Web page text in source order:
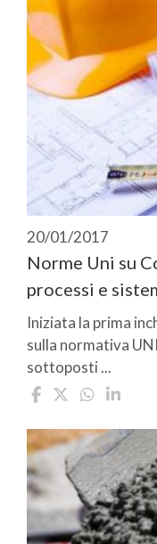
20/01/2017
Norme Uni su
processi e
Iniziata la prima
sulla normativa
sottoposti ...